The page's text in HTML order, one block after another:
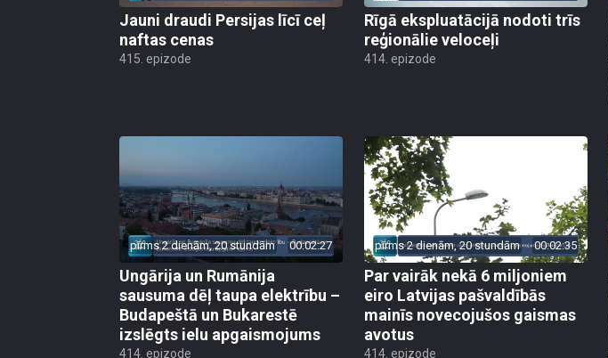
Jauni draudi Persijas līcī ceļ
naftas cenas
415. epizode
Rīgā ekspluatācijā nodoti trīs
reģionālie veloceļi
414. epizode
pirms 2 dienām, 20 stundām 00:02:27
Ungārija un Rumānija
sausuma dēļ taupa elektrību –
Budapeštā un Bukarestē
izslēgts ielu apgaismojums
414. epizode
pirms 2 dienām, 20 stundām 00:02:35
Par vairāk nekā 6 miljoniem
eiro Latvijas pašvaldībās
mainīs novecojušos gaismas
avotus
414. epizode